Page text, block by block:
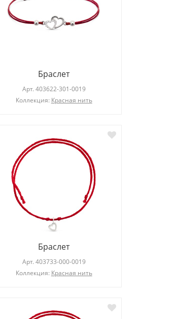
Браслет
Арт. 403622-301-0019
Коллекция: Красная нить
Браслет
Арт. 403733-000-0019
Коллекция: Красная нить